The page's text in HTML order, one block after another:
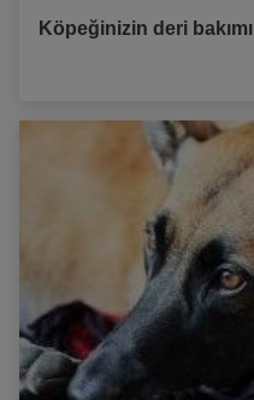
Köpeğinizin deri bakımı